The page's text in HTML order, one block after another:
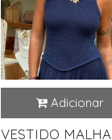
VESTIDO MALHA